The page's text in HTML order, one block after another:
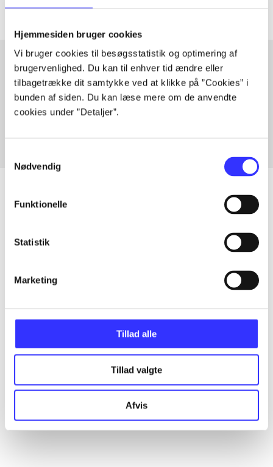
Hjemmesiden bruger cookies
Vi bruger cookies til besøgsstatistik og optimering af
brugervenlighed. Du kan til enhver tid ændre eller
tilbagetrække dit samtykke ved at klikke på ”Cookies” i
bunden af siden. Du kan læse mere om de anvendte
cookies under ”Detaljer”.
Nødvendig
Funktionelle
Statistik
Marketing
Tillad alle
Tillad valgte
Afvis
Artikler med samme emner
Alle registrerede artikler fordelt på udgivelser
...
...
...